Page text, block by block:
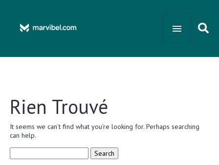
Rien Trouvé
It seems we can’t find what you’re looking for. Perhaps searching
can help.